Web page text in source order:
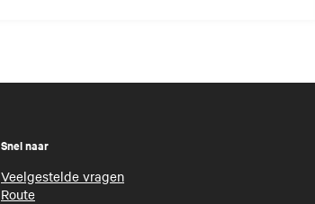
Snel naar
Veelgestelde vragen
Route